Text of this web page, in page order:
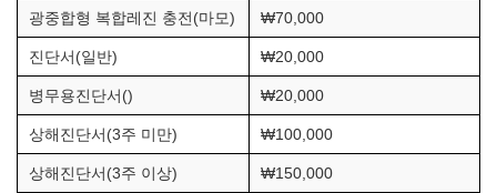
광중합형 복합레진 충전(마모) ₩70,000
진단서(일반) ₩20,000
병무용진단서() ₩20,000
상해진단서(3주 미만) ₩100,000
상해진단서(3주 이상) ₩150,000